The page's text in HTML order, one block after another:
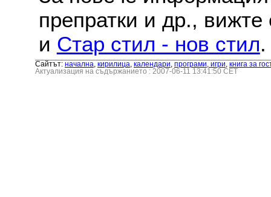
препратки и др.,
и Стар стил - нов стил.
Сайтът: началнa кирилица календари програми, игри книга за
Актуализация на съдържанието : 2007-06-11 13:41:50 CET